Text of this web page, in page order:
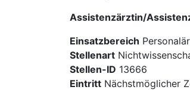
Assisten­zärztin/
Einsatzbereich
Stellenart
Stellen-ID 13666
Eintritt Nächstmöglicher